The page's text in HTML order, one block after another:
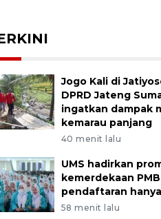
Jogo Kali di
DPRD Jateng
ingatkan dampak
kemarau panjang
40 menit lalu
UMS hadirkan
kemerdekaan
pendaftaran
58 menit lalu